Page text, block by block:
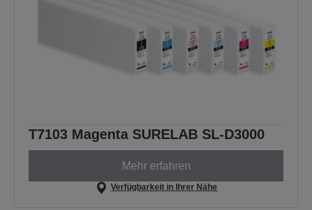
T7103 Magenta SURELAB SL-D3000
Mehr erfahren
Verfügbarkeit in Ihrer Nähe